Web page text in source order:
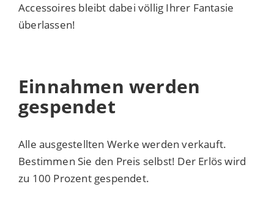
Accessoires bleibt dabei völlig Ihrer Fantasie
überlassen!
Einnahmen werden
gespendet
Alle ausgestellten Werke werden verkauft.
Bestimmen Sie den Preis selbst! Der Erlös wird
zu 100 Prozent gespendet.